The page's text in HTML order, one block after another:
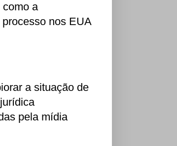
como a
nos EUA
a situação de
pela mídia